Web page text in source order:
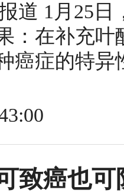
道 1月25
：在补充
癌症的特
致癌也